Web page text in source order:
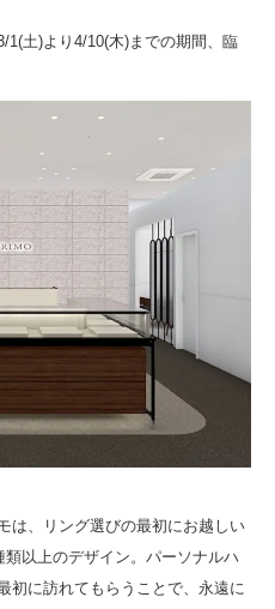
1(土)より4/10(木)までの期間、臨
は、リング選びの最初にお越しい
以上のデザイン。パーソナルハ
初に訪れてもらうことで、永遠に